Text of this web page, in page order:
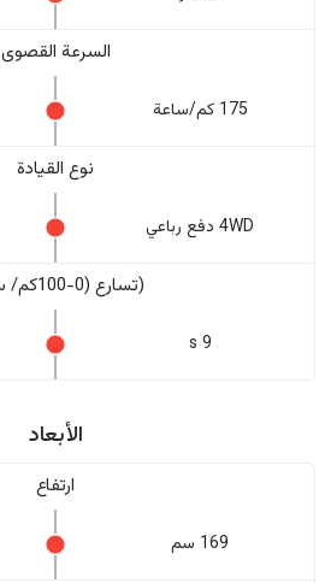
السرعة القصوى
175 كم/ساعة
نوع القيادة
4WD دفع رباعي
(تسارع (0-100كم/ ساعة
9 s
الأبعاد
ارتفاع
169 سم